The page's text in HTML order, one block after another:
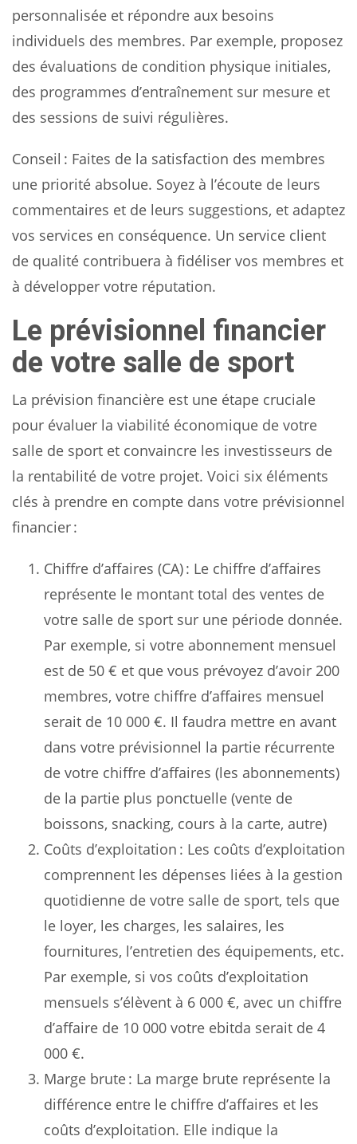
personnalisée et répondre aux besoins
individuels des membres. Par exemple, proposez
des évaluations de condition physique initiales,
des programmes d’entraînement sur mesure et
des sessions de suivi régulières.
Conseil : Faites de la satisfaction des membres
une priorité absolue. Soyez à l’écoute de leurs
commentaires et de leurs suggestions, et adaptez
vos services en conséquence. Un service client
de qualité contribuera à fidéliser vos membres et
à développer votre réputation.
Le prévisionnel financier
de votre salle de sport
La prévision financière est une étape cruciale
pour évaluer la viabilité économique de votre
salle de sport et convaincre les investisseurs de
la rentabilité de votre projet. Voici six éléments
clés à prendre en compte dans votre prévisionnel
financier :
Chiffre d’affaires (CA) : Le chiffre d’affaires
représente le montant total des ventes de
votre salle de sport sur une période donnée.
Par exemple, si votre abonnement mensuel
est de 50 € et que vous prévoyez d’avoir 200
membres, votre chiffre d’affaires mensuel
serait de 10 000 €. Il faudra mettre en avant
dans votre prévisionnel la partie récurrente
de votre chiffre d’affaires (les abonnements)
de la partie plus ponctuelle (vente de
boissons, snacking, cours à la carte, autre)
Coûts d’exploitation : Les coûts d’exploitation
comprennent les dépenses liées à la gestion
quotidienne de votre salle de sport, tels que
le loyer, les charges, les salaires, les
fournitures, l’entretien des équipements, etc.
Par exemple, si vos coûts d’exploitation
mensuels s’élèvent à 6 000 €, avec un chiffre
d’affaire de 10 000 votre ebitda serait de 4
000 €.
Marge brute : La marge brute représente la
différence entre le chiffre d’affaires et les
coûts d’exploitation. Elle indique la